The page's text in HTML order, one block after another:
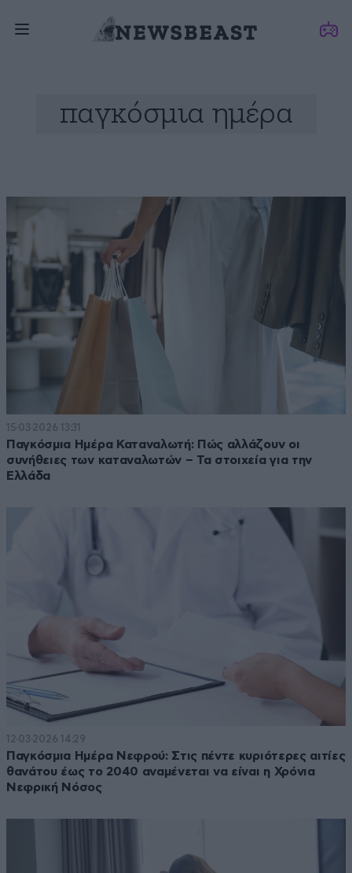
παγκόσμια ημέρα
15·03·2026 13:31
Παγκόσμια Ημέρα Καταναλωτή: Πώς αλλάζουν οι
συνήθειες των καταναλωτών – Τα στοιχεία για την
Ελλάδα
12·03·2026 14:29
Παγκόσμια Ημέρα Νεφρού: Στις πέντε κυριότερες αιτίες
θανάτου έως το 2040 αναμένεται να είναι η Χρόνια
Νεφρική Νόσος